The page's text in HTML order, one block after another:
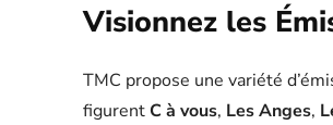
Visionnez les
TMC propose une variété
figurentC à vous, Les Anges,